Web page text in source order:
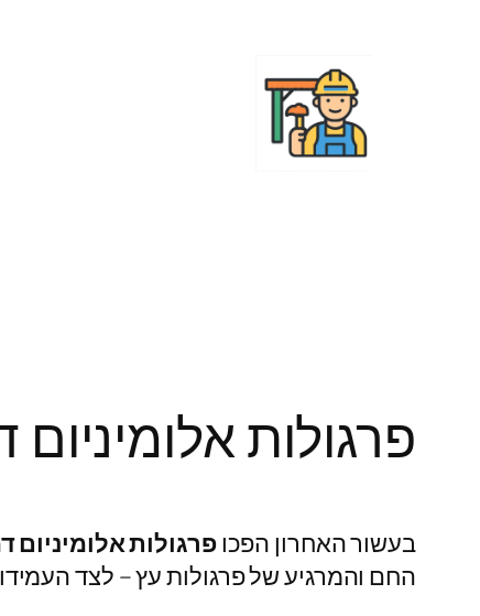
פרגולות אלומיניום
בעשור האחרון הפכופרגולות אלומיניום
החם והמרגיע של פרגולות עץ – לצד